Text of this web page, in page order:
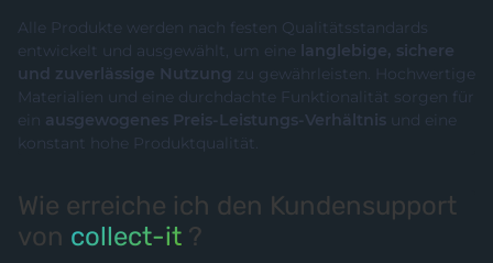
Alle Produkte werden nach festen Qualitätsstandards
entwickelt und ausgewählt, um eine langlebige, sichere
und zuverlässige Nutzung zu gewährleisten. Hochwertige
Materialien und eine durchdachte Funktionalität sorgen für
ein ausgewogenes Preis-Leistungs-Verhältnis und eine
konstant hohe Produktqualität.
Wie erreiche ich den Kundensupport
von collect-it ?